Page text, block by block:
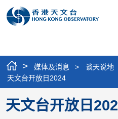
> 媒体及消息 > 谈天说地
天文台开放日2024
天文台开放日